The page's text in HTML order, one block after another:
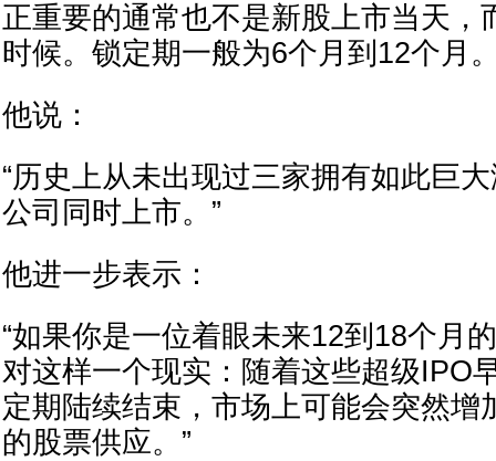
正重要的通常也不是新股上市当天，
时候。锁定期一般为6个月到12个月
他说：
“历史上从未出现过三家拥有如此巨
公司同时上市。”
他进一步表示：
“如果你是一位着眼未来12到18个月
对这样一个现实：随着这些超级IPO
定期陆续结束，市场上可能会突然增
的股票供应。”